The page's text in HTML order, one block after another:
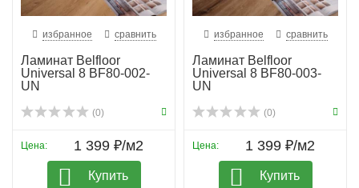
избранное сравнить
Ламинат Belfloor
Universal 8 BF80-002-
UN
(0)
Цена: 1 399 ₽/м2
Купить
избранное сравнить
Ламинат Belfloor
Universal 8 BF80-003-
UN
(0)
Цена: 1 399 ₽/м2
Купить